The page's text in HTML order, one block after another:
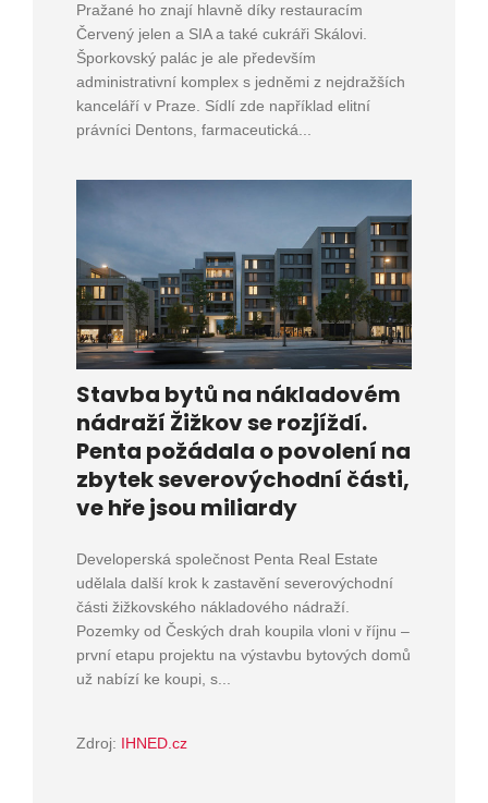
Pražané ho znají hlavně díky restauracím
Červený jelen a SIA a také cukráři Skálovi.
Šporkovský palác je ale především
administrativní komplex s jedněmi z nejdražších
kanceláří v Praze. Sídlí zde například elitní
právníci Dentons, farmaceutická...
Stavba bytů na nákladovém
nádraží Žižkov se rozjíždí.
Penta požádala o povolení na
zbytek severovýchodní části,
ve hře jsou miliardy
Developerská společnost Penta Real Estate
udělala další krok k zastavění severovýchodní
části žižkovského nákladového nádraží.
Pozemky od Českých drah koupila vloni v říjnu –
první etapu projektu na výstavbu bytových domů
už nabízí ke koupi, s...
Zdroj: IHNED.cz